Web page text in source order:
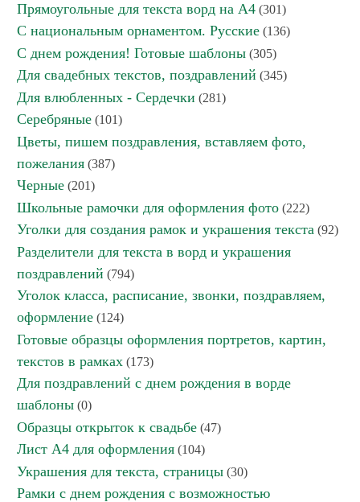
Прямоугольные для текста ворд на А4 (301)
С национальным орнаментом. Русские (136)
С днем рождения! Готовые шаблоны (305)
Для свадебных текстов, поздравлений (345)
Для влюбленных - Сердечки (281)
Серебряные (101)
Цветы, пишем поздравления, вставляем фото,
пожелания (387)
Черные (201)
Школьные рамочки для оформления фото (222)
Уголки для создания рамок и украшения текста (92)
Разделители для текста в ворд и украшения
поздравлений (794)
Уголок класса, расписание, звонки, поздравляем,
оформление (124)
Готовые образцы оформления портретов, картин,
текстов в рамках (173)
Для поздравлений с днем рождения в ворде
шаблоны (0)
Образцы открыток к свадьбе (47)
Лист А4 для оформления (104)
Украшения для текста, страницы (30)
Рамки с днем рождения с возможностью